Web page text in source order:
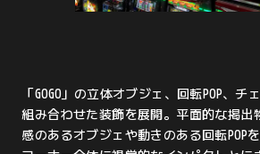
「GOGO」の立体オブジェ、回転POP、
組み合わせた装飾を展開。平面的な掲出
感のあるオブジェや動きのある回転POP